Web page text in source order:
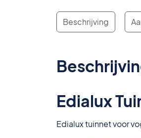
Beschrijving
Edialux
Edialux tuinnet voor